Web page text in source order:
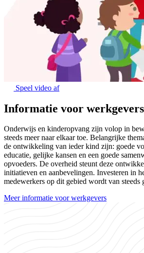
Speel video af
Informatie voor werkgevers
Onderwijs en kinderopvang zijn volop in
steeds meer naar elkaar toe. Belangrijke
de ontwikkeling van ieder kind zijn: goede
educatie, gelijke kansen en een goede
opvoeders. De overheid steunt deze
initiatieven en aanbevelingen. Investeren in
medewerkers op dit gebied wordt van steeds
Meer informatie voor werkgevers